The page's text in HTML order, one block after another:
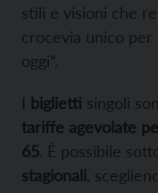
stili e visioni che
crocevia unico per
oggi”.
I biglietti singoli
tariffe agevolate
65. È possibile
stagionali ,